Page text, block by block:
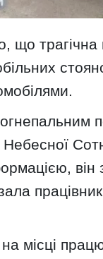
що
Небесної
він
місці